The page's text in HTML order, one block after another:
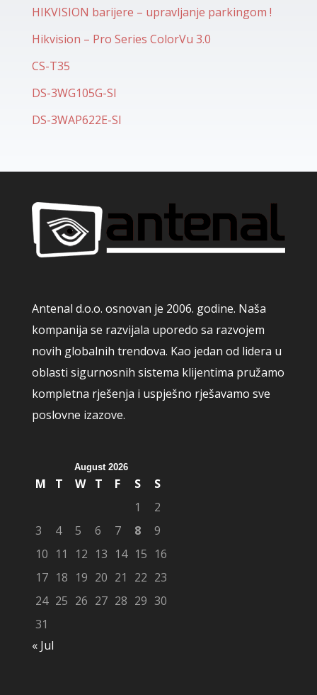
HIKVISION barijere – upravljanje parkingom !
Hikvision – Pro Series ColorVu 3.0
CS-T35
DS-3WG105G-SI
DS-3WAP622E-SI
Antenal d.o.o. osnovan je 2006. godine. Naša
kompanija se razvijala uporedo sa razvojem
novih globalnih trendova. Kao jedan od lidera u
oblasti sigurnosnih sistema klijentima pružamo
kompletna rješenja i uspješno rješavamo sve
poslovne izazove.
August 2026
M T W T F S
S
1
2
3
4 5 6 7 8
9
10 11 12 13 14 15 16
17 18 19 20 21 22 23
24 25 26 27 28 29 30
31
« Jul